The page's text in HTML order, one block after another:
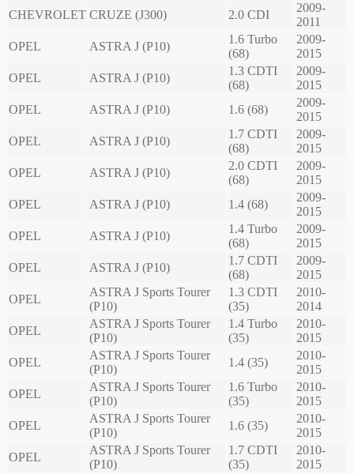
CHEVROLET CRUZE (J300) 2.0 CDI
2009-
2011
OPEL
ASTRA J (P10)
1.6 Turbo
(68)
2009-
2015
OPEL
ASTRA J (P10)
1.3 CDTI
(68)
2009-
2015
OPEL
ASTRA J (P10) 1.6 (68)
2009-
2015
OPEL
ASTRA J (P10)
1.7 CDTI
(68)
2009-
2015
OPEL
ASTRA J (P10)
2.0 CDTI
(68)
2009-
2015
OPEL
ASTRA J (P10) 1.4 (68)
2009-
2015
OPEL
ASTRA J (P10)
1.4 Turbo
(68)
2009-
2015
OPEL
ASTRA J (P10)
1.7 CDTI
(68)
2009-
2015
OPEL
ASTRA J Sports Tourer
(P10)
1.3 CDTI
(35)
2010-
2014
OPEL
ASTRA J Sports Tourer
(P10)
1.4 Turbo
(35)
2010-
2015
OPEL
ASTRA J Sports Tourer
(P10)
1.4 (35)
2010-
2015
OPEL
ASTRA J Sports Tourer
(P10)
1.6 Turbo
(35)
2010-
2015
OPEL
ASTRA J Sports Tourer
(P10)
1.6 (35)
2010-
2015
OPEL
ASTRA J Sports Tourer
(P10)
1.7 CDTI
(35)
2010-
2015